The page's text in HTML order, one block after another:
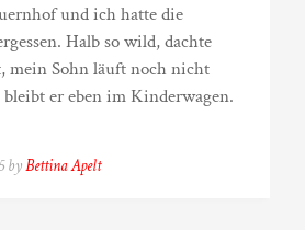
und ich hatte die
Halb so wild, dachte
mein Sohn läuft noch nicht
er eben im Kinderwagen.
byBettina Apelt